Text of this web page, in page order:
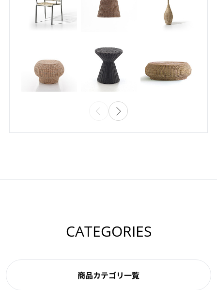
CATEGORIES
商品カテゴリ一覧